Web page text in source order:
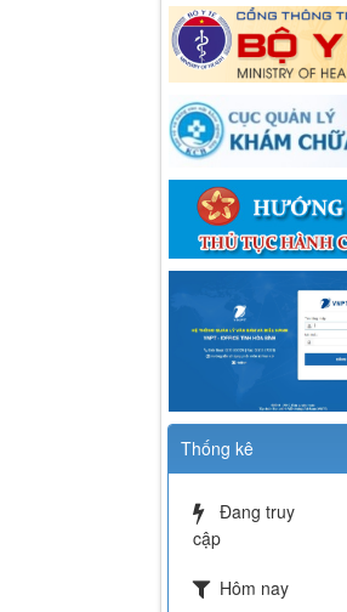
Thống kê
Đang truy
cập
Hôm nay